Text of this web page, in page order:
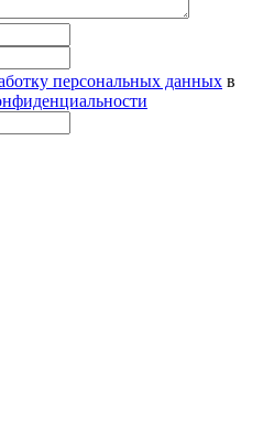
персональных данных в